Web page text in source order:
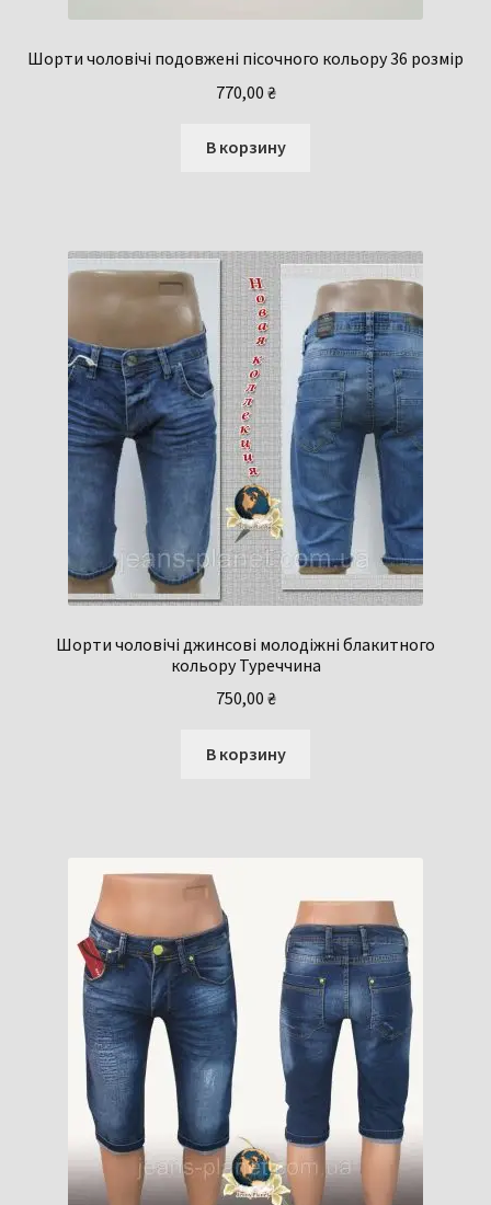
Шорти чоловічі подовжені пісочного кольору 36 розмір
770,00 ₴
В корзину
Шорти чоловічі джинсові молодіжні блакитного
кольору Туреччина
750,00 ₴
В корзину